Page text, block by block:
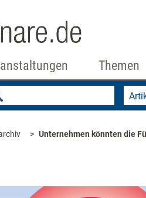
Themen
Unternehmen könnten die